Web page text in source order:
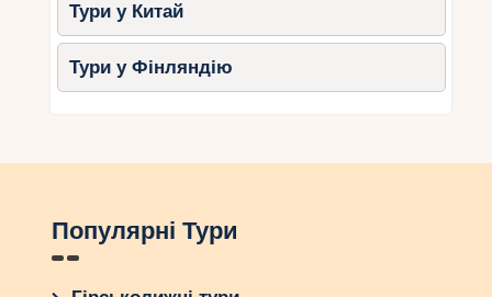
Тури у Китай
Тури у Фінляндію
Популярні Тури